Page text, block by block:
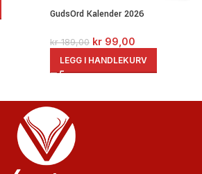
GudsOrd Kalender 2026
kr189,00 kr 99,00
LEGG I HANDLEKURV